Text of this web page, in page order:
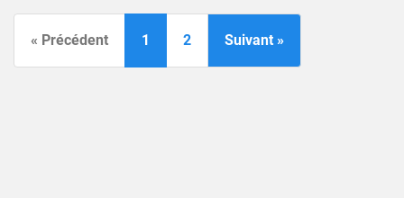
« Précédent 1 2 Suivant »